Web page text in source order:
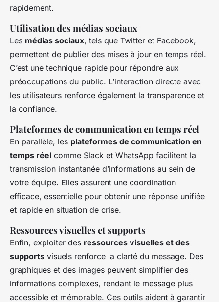
rapidement.
Utilisation des médias sociaux
Les médias sociaux, tels que Twitter et Facebook,
permettent de publier des mises à jour en temps réel.
C’est une technique rapide pour répondre aux
préoccupations du public. L’interaction directe avec
les utilisateurs renforce également la transparence et
la confiance.
Plateformes de communication en temps réel
En parallèle, les plateformes de communication en
temps réel comme Slack et WhatsApp facilitent la
transmission instantanée d’informations au sein de
votre équipe. Elles assurent une coordination
efficace, essentielle pour obtenir une réponse unifiée
et rapide en situation de crise.
Ressources visuelles et supports
Enfin, exploiter des ressources visuelles et des
supports visuels renforce la clarté du message. Des
graphiques et des images peuvent simplifier des
informations complexes, rendant le message plus
accessible et mémorable. Ces outils aident à garantir